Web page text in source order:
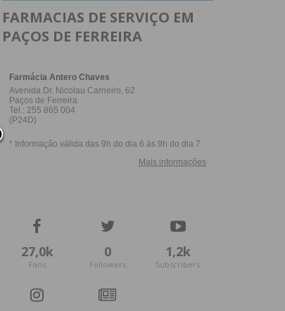
FARMACIAS DE SERVIÇO EM
PAÇOS DE FERREIRA
27,0k
Fans
0
Followers
1,2k
Subscribers